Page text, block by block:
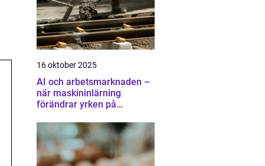
16 oktober 2025
AI och arbetsmarknaden –
när maskininlärning
förändrar yrken på